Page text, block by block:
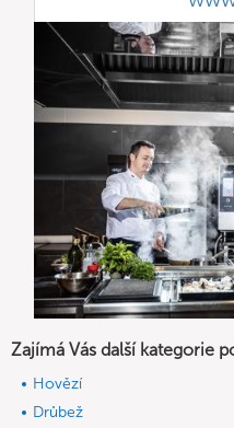
Zajímá Vás další kategorie
Hovězí
Drůbež